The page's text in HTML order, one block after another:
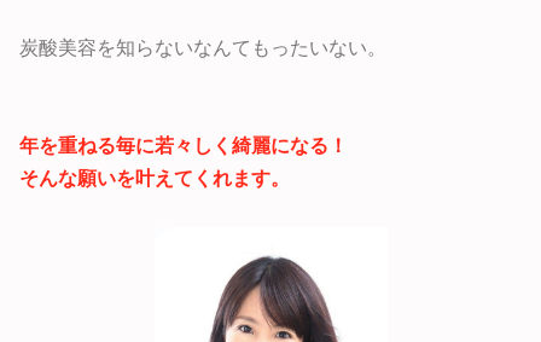
炭酸美容を知らないなんてもったいない。
年を重ねる毎に若々しく綺麗になる！
そんな願いを叶えてくれます。